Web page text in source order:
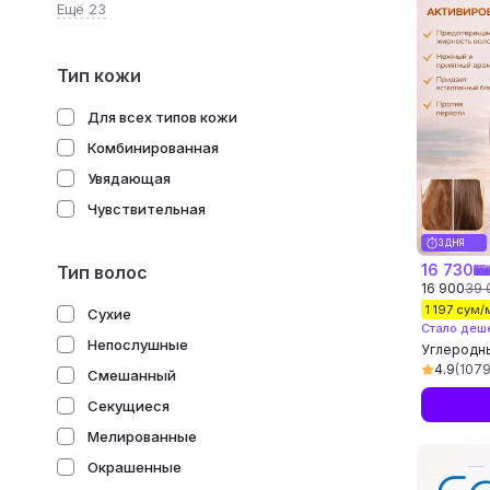
Ещё 23
Тип кожи
Для всех типов кожи
Комбинированная
Увядающая
Чувствительная
Тип волос
Сухие
Непослушные
Смешанный
Секущиеся
Мелированные
Окрашенные
3 ДНЯ
16 730
16 90039
1 197 сум/
Стало
Active
930 мл,
4.9